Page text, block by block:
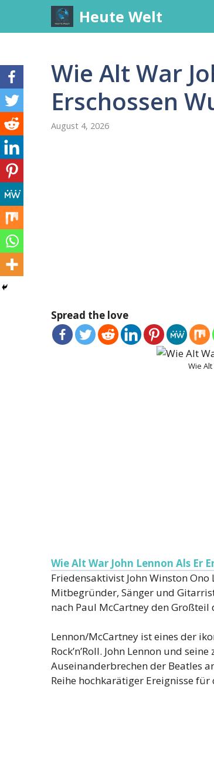
content
Heute Welt
Wie Alt War
Erschossen
August 4, 2026
Spread the love
Wie
Wie Alt War John Lennon Als Er
Friedensaktivist John Winston
Mitbegründer, Sänger und
nach Paul McCartney den
Lennon/McCartney ist eines der
Rock’n’Roll. John Lennon und
Auseinanderbrechen der Beatles
Reihe hochkarätiger Ereignisse